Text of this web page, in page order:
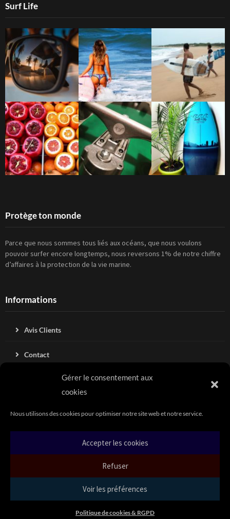
Gérer le consentement aux
cookies
Nous utilisons des cookies pour optimiser notre site web et notre service.
Accepter les cookies
Refuser
Voir les préférences
Politique de cookies & RGPD
Surf Life
Protège ton monde
Parce que nous sommes tous liés aux océans, que nous voulons
pouvoir surfer encore longtemps, nous reversons 1% de notre chiffre
d’affaires à la protection de la vie marine.
Informations
Avis Clients
Contact
Politique de cookies & RGPD (UE)